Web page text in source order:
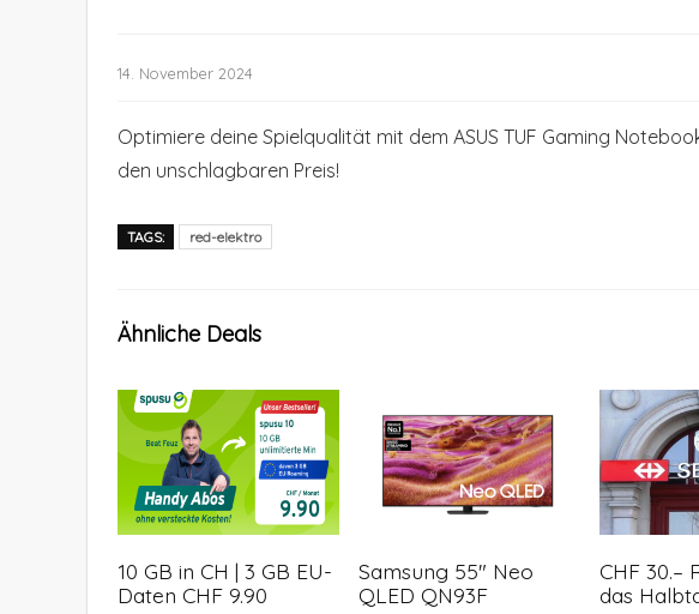
14. November 2024
Optimiere deine Spielqualität mit dem ASUS TUF Gaming
den unschlagbaren Preis!
TAGS: red-elektro
Ähnliche Deals
10 GB in CH | 3 GB EU-
Daten CHF 9.90
Samsung 55″ Neo
QLED QN93F
CHF 30.–
das